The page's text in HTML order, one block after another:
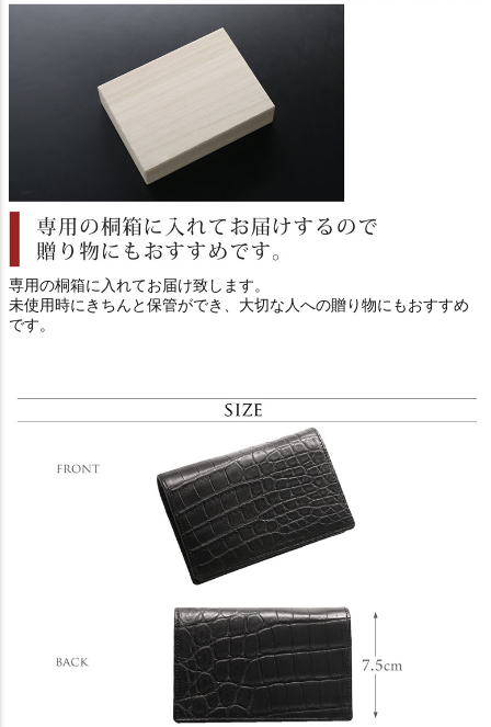
専用の桐箱に入れてお届け致します。
未使用時にきちんと保管ができ、大切な人への贈り物にもおすすめ
です。